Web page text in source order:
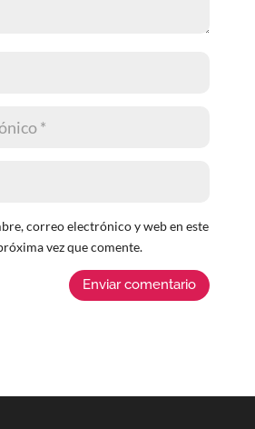
correo electrónico y web en este
vez que comente.
Enviar comentario